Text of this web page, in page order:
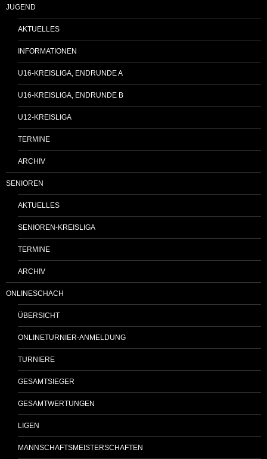
JUGEND
AKTUELLES
INFORMATIONEN
U16-KREISLIGA, ENDRUNDE A
U16-KREISLIGA, ENDRUNDE B
U12-KREISLIGA
TERMINE
ARCHIV
SENIOREN
AKTUELLES
SENIOREN-KREISLIGA
TERMINE
ARCHIV
ONLINESCHACH
ÜBERSICHT
ONLINETURNIER-ANMELDUNG
TURNIERE
GESAMTSIEGER
GESAMTWERTUNGEN
LIGEN
MANNSCHAFTSMEISTERSCHAFTEN